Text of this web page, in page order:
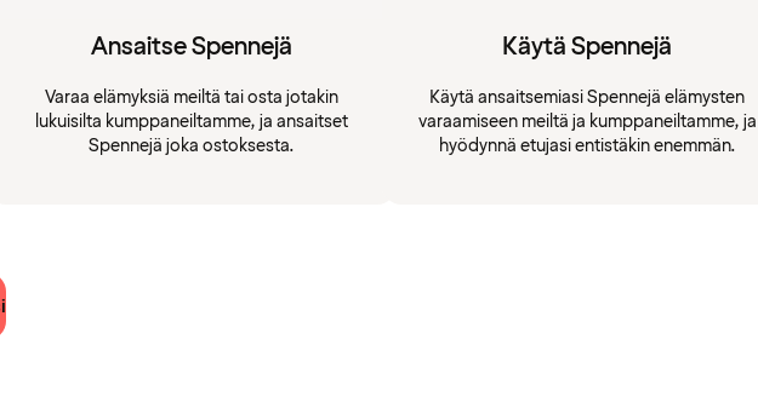
Ansaitse Spennejä
Varaa elämyksiä meiltä tai osta jotakin
lukuisilta kumppaneiltamme, ja ansaitset
Spennejä joka ostoksesta.
Käytä Spennejä
Käytä ansaitsemiasi Spennejä elämysten
varaamiseen meiltä ja kumppaneiltamme, ja
hyödynnä etujasi entistäkin enemmän.